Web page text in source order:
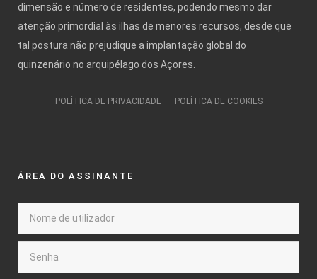
dimensão e número de residentes, podendo mesmo dar
atenção primordial às ilhas de menores recursos, desde que
tal postura não prejudique a implantação global do
quinzenário no arquipélago dos Açores.
POLÍTICA DE PRIVACIDADE POLÍTICA DE COOKIES
ÁREA DO ASSINANTE